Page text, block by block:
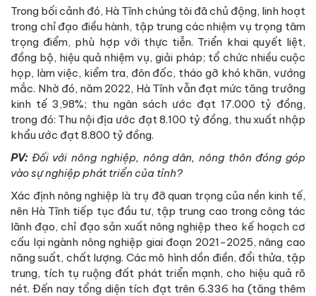
Trong bối cảnh đó, Hà Tĩnh chúng tôi đã chủ động, linh hoạt
trong chỉ đạo điều hành, tập trung các nhiệm vụ trọng tâm
trọng điểm, phù hợp với thực tiễn. Triển khai quyết liệt,
đồng bộ, hiệu quả nhiệm vụ, giải pháp; tổ chức nhiều cuộc
họp, làm việc, kiểm tra, đôn đốc, tháo gỡ khó khăn, vướng
mắc. Nhờ đó, năm 2022, Hà Tĩnh vẫn đạt mức tăng trưởng
kinh tế 3,98%; thu ngân sách ước đạt 17.000 tỷ đồng,
trong đó: Thu nội địa ước đạt 8.100 tỷ đồng, thu xuất nhập
khẩu ước đạt 8.800 tỷ đồng.
PV: Đối với nông nghiệp, nông dân, nông thôn đóng góp
vào sự nghiệp phát triển của tỉnh?
Xác định nông nghiệp là trụ đỡ quan trọng của nền kinh tế,
nên Hà Tĩnh tiếp tục đầu tư, tập trung cao trong công tác
lãnh đạo, chỉ đạo sản xuất nông nghiệp theo kế hoạch cơ
cấu lại ngành nông nghiệp giai đoạn 2021-2025, nâng cao
năng suất, chất lượng. Các mô hình dồn điền, đổi thửa, tập
trung, tích tụ ruộng đất phát triển mạnh, cho hiệu quả rõ
nét. Đến nay tổng diện tích đạt trên 6.336 ha (tăng thêm